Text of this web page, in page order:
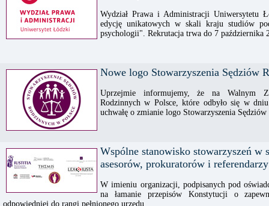
Wydział Prawa i Administracji Uniwersytetu
edycję unikatowych w skali kraju studiów
psychologii". Rekrutacja trwa do 7 października
Nowe logo Stowarzyszenia Sędziów
Uprzejmie informujemy, że na Walnym
Rodzinnych w Polsce, które odbyło się w
uchwałę o zmianie logo Stowarzyszenia
Wspólne stanowisko stowarzyszeń w
asesorów, prokuratorów i referendarzy
W imieniu organizacji, podpisanych pod
na łamanie przepisów Konstytucji o
odpowiedniej do rangi pełnionego urzędu